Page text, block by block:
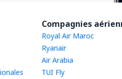
Compagnies
Royal Air Maroc
Ryanair
Air Arabia
TUI Fly